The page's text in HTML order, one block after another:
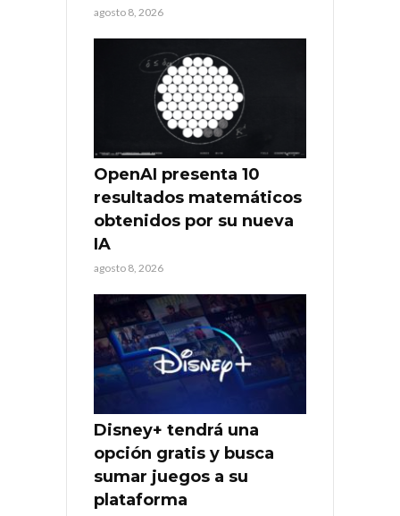
agosto 8, 2026
OpenAI presenta 10
resultados matemáticos
obtenidos por su nueva
IA
agosto 8, 2026
Disney+ tendrá una
opción gratis y busca
sumar juegos a su
plataforma